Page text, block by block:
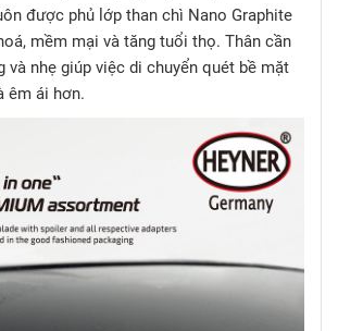
được phủ lớp than chì Nano Graphite
mềm mại và tăng tuổi thọ. Thân cần
và nhẹ giúp việc di chuyển quét bề mặt
êm ái hơn.